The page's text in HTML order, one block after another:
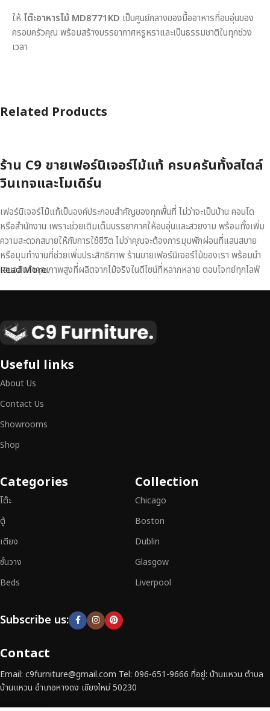
ให้ โต๊ะอาหารไม้ MD8771KD เป็นศูนย์กลางของมื้ออาหารที่อบอุ่นของ
ครอบครัวคุณ พร้อมสร้างบรรยากาศหรูหราและเป็นธรรมชาติในทุกช่วง
เวลา
Related Products
ร้าน C9 ขายเฟอร์นิเจอร์ไม้แท้ ครบครันทั้งสไตล์
วินเทจและโมเดิร์น
เฟอร์นิเจอร์ไม้แท้เป็นองค์ประกอบสำคัญของทุกพื้นที่ ไม่ว่าจะเป็นบ้าน คอนโด
หรือสำนักงาน เพราะช่วยเติมเต็มบรรยากาศให้อบอุ่นและสวยงาม พร้อมทั้งเพิ่ม
ความสะดวกสบายให้กับการใช้ชีวิต ไม่ว่าคุณจะต้องการมุมพักผ่อนที่แสนสบาย
หรือมุมทำงานที่ช่วยเพิ่มประสิทธิภาพ ร้านขายเฟอร์นิเจอร์ไม้ของเรา พร้อมนำ
เสนอสินค้าคุณภาพสูงที่ผลิตจากไม้จริงในดีไซน์ที่หลากหลาย ตอบโจทย์ทุกไลฟ์
เหนือระดับ
เฟอร์นิเจอร์ไม้ไม่ใช่เพียงของตกแต่ง แต่เป็นงานศิลปะที่สะท้อนถึงรสนิยมและ
สามารถผสานความสวยงาม ความแข็งแรง และการใช้งานที่ตอบโจทย์ทุกความ
ต้องการได้อย่างลงตัว เฟอร์นิเจอร์ทุกชิ้นของเราผลิตจากวัสดุคุณภาพสูง ผ่าน
การตรวจสอบมาตรฐานอย่างเคร่งครัด
สิก และการใช้งานที่ยาวนาน
ประกันคุณภาพและการบริการที่ดีที่สุด
Read More
Useful links
About Us
Contact Us
Showrooms
Shop
Categories
โต๊ะ
ตู้
เตียง
ชั้นวาง
Beds
Collection
Chicago
Boston
Dublin
Glasgow
Liverpool
Subscribe us:
Contact
Email: c9furniture@gmail.com Tel: 096-651-9666 ที่อยู่: บ้านแหวน ตำบล
บ้านแหวน อำเภอหางดง เชียงใหม่ 50230